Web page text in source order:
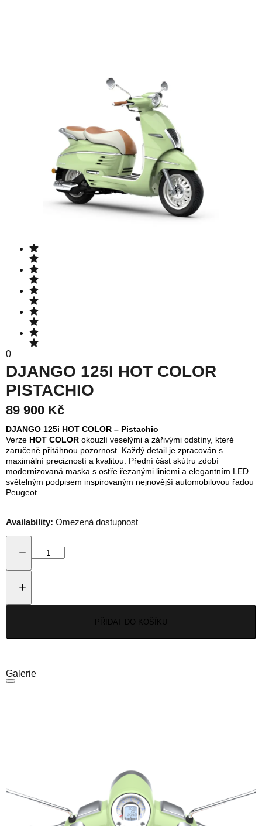
0
DJANGO 125I HOT COLOR
PISTACHIO
89 900 Kč
DJANGO 125i HOT COLOR – Pistachio
Verze HOT COLOR okouzlí veselými a zářivými odstíny, které
zaručeně přitáhnou pozornost. Každý detail je zpracován s
maximální precizností a kvalitou. Přední část skútru zdobí
modernizovaná maska s ostře řezanými liniemi a elegantním LED
světelným podpisem inspirovaným nejnovější automobilovou řadou
Peugeot.
Availability: Omezená dostupnost
PŘIDAT DO KOŠÍKU
Galerie